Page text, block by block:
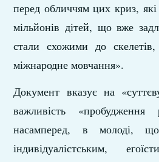
перед обличчям цих криз,
мільйонів дітей, що вже
стали схожими до
міжнародне мовчання».
Документ вказує на
важливість «пробудження
насамперед, в молоді,
індивідуалістським,